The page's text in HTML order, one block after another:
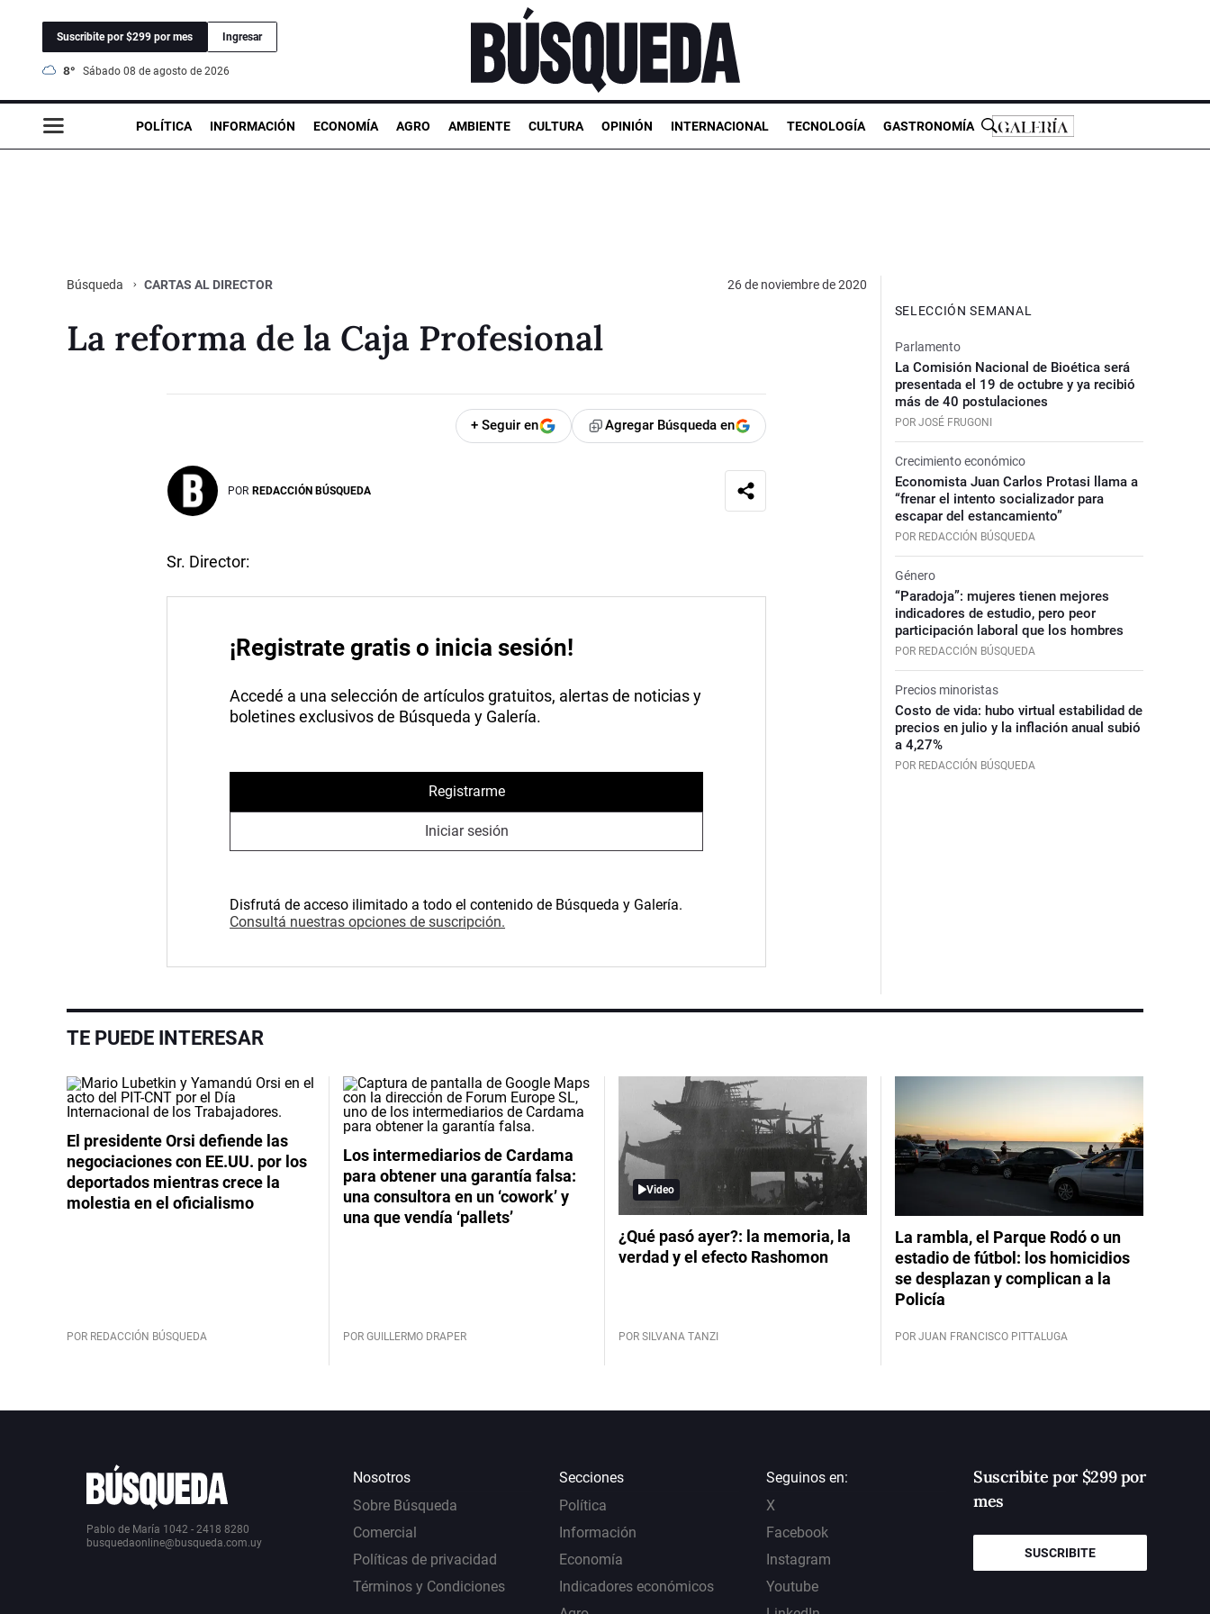
Suscribite por $299 por mes Ingresar
8° sábado 08 de agosto de 2026
POLÍTICA INFORMACIÓN ECONOMÍA AGRO AMBIENTE CULTURA OPINIÓN INTERNACIONAL TECNOLOGÍA GASTRONOMÍA
Búsqueda CARTAS AL DIRECTOR 26 de noviembre de 2020
La reforma de la Caja Profesional
+ Seguir en Agregar Búsqueda en
POR REDACCIÓN BÚSQUEDA
Sr. Director:
¡Registrate gratis o inicia sesión!
Accedé a una selección de artículos gratuitos, alertas de noticias y
boletines exclusivos de Búsqueda y Galería.
Registrarme
Iniciar sesión
Disfrutá de acceso ilimitado a todo el contenido de Búsqueda y Galería.
Consultá nuestras opciones de suscripción.
SELECCIÓN SEMANAL
Parlamento
La Comisión Nacional de Bioética será
presentada el 19 de octubre y ya recibió
más de 40 postulaciones
POR JOSÉ FRUGONI
Crecimiento económico
Economista Juan Carlos Protasi llama a
“frenar el intento socializador para
escapar del estancamiento”
POR REDACCIÓN BÚSQUEDA
Género
“Paradoja”: mujeres tienen mejores
indicadores de estudio, pero peor
participación laboral que los hombres
POR REDACCIÓN BÚSQUEDA
Precios minoristas
Costo de vida: hubo virtual estabilidad de
precios en julio y la inflación anual subió
a 4,27%
POR REDACCIÓN BÚSQUEDA
TE PUEDE INTERESAR
El presidente Orsi defiende las
negociaciones con EE.UU. por los
deportados mientras crece la
molestia en el oficialismo
POR REDACCIÓN BÚSQUEDA
Los intermediarios de Cardama
para obtener una garantía falsa:
una consultora en un ‘cowork’ y
una que vendía ‘pallets’
POR GUILLERMO DRAPER
Video
¿Qué pasó ayer?: la memoria, la
verdad y el efecto Rashomon
POR SILVANA TANZI
La rambla, el Parque Rodó o un
estadio de fútbol: los homicidios
se desplazan y complican a la
Policía
POR JUAN FRANCISCO PITTALUGA
Pablo de María 1042 - 2418 8280
busquedaonline@busqueda.com.uy
Nosotros
Sobre Búsqueda
Comercial
Políticas de privacidad
Términos y Condiciones
Secciones
Política
Información
Economía
Indicadores económicos
Seguinos en:
X
Facebook
Instagram
Youtube
Suscribite por $299 por
mes
SUSCRIBITE